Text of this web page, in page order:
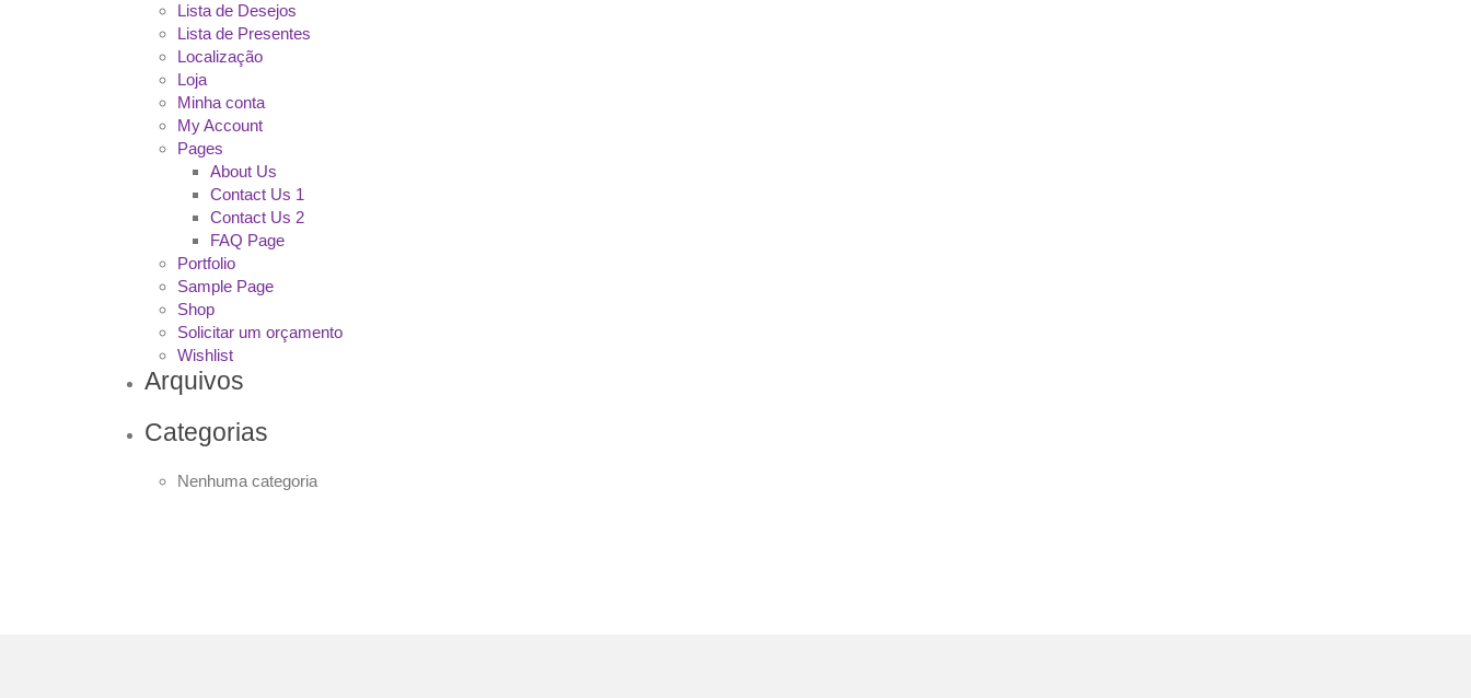
Lista de Desejos
Lista de Presentes
Localização
Loja
Minha conta
My Account
Pages
About Us
Contact Us 1
Contact Us 2
FAQ Page
Portfolio
Sample Page
Shop
Solicitar um orçamento
Wishlist
Arquivos
Categorias
Nenhuma categoria